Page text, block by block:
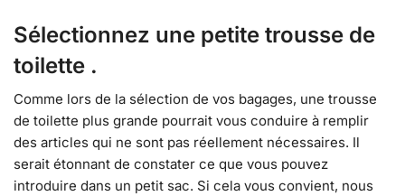
Sélectionnez une petite trousse de
toilette .
Comme lors de la sélection de vos bagages, une trousse
de toilette plus grande pourrait vous conduire à remplir
des articles qui ne sont pas réellement nécessaires. Il
serait étonnant de constater ce que vous pouvez
introduire dans un petit sac. Si cela vous convient, nous